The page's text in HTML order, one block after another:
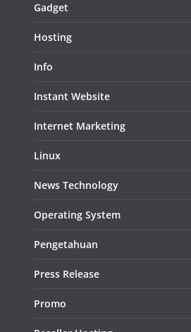
Gadget
Hosting
Info
Instant Website
Internet Marketing
Linux
News Technology
Operating System
Pengetahuan
Press Release
Promo